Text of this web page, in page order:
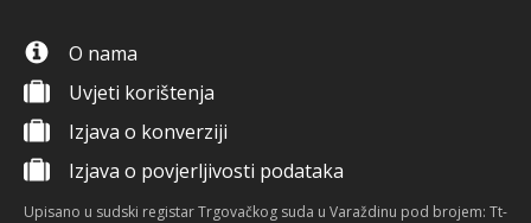
O nama
Uvjeti korištenja
Izjava o konverziji
Izjava o povjerljivosti podataka
Upisano u sudski registar Trgovačkog suda u Varaždinu pod brojem: Tt-